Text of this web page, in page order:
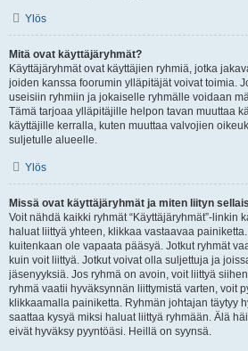
Ylös
Mitä ovat käyttäjäryhmät?
Käyttäjäryhmät ovat käyttäjien ryhmiä, jotka
joiden kanssa foorumin ylläpitäjät voivat toimia.
useisiin ryhmiin ja jokaiselle ryhmälle voidaan
Tämä tarjoaa ylläpitäjille helpon tavan muuttaa
käyttäjille kerralla, kuten muuttaa valvojien
suljetulle alueelle.
Ylös
Missä ovat käyttäjäryhmät ja miten liityn
Voit nähdä kaikki ryhmät “Käyttäjäryhmät”-linkin
haluat liittyä yhteen, klikkaa vastaavaa
kuitenkaan ole vapaata pääsyä. Jotkut ryhmät
kuin voit liittyä. Jotkut voivat olla suljettuja ja
jäsenyyksiä. Jos ryhmä on avoin, voit liittyä
ryhmä vaatii hyväksynnän liittymistä varten, voit
klikkaamalla painiketta. Ryhmän johtajan täytyy
saattaa kysyä miksi haluat liittyä ryhmään. Älä
eivät hyväksy pyyntöäsi. Heillä on syynsä.